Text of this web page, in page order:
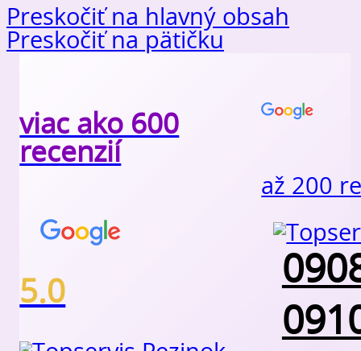
Preskočiť na hlavný obsah
Preskočiť na pätičku
viac ako 600
recenzií
5.0
až 200